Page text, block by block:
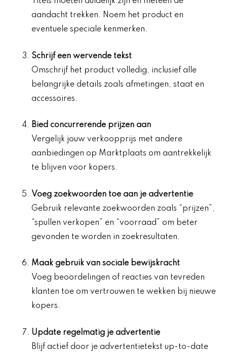
aandacht trekken. Noem het product en
eventuele speciale kenmerken.
Schrijf een wervende tekst
Omschrijf het product volledig, inclusief alle
belangrijke details zoals afmetingen, staat en
accessoires.
Bied concurrerende prijzen aan
Vergelijk jouw verkoopprijs met andere
aanbiedingen op Marktplaats om aantrekkelijk
te blijven voor kopers.
Voeg zoekwoorden toe aan je advertentie
Gebruik relevante zoekwoorden zoals “prijzen”,
“spullen verkopen” en “voorraad” om beter
gevonden te worden in zoekresultaten.
Maak gebruik van sociale bewijskracht
Voeg beoordelingen of reacties van tevreden
klanten toe om vertrouwen te wekken bij nieuwe
kopers.
Update regelmatig je advertentie
Blijf actief door je advertentietekst up-to-date